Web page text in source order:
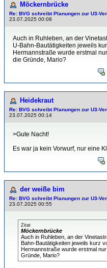
Möckernbrücke
Re: BVG schreibt Planungen zur U3-
23.07.2025 00:08
Auch in Ruhleben, an der
U-Bahn-Bautätigkeiten jeweils
Hermannstraße wurde erstmal
die Gründe, Mario?
Heidekraut
Re: BVG schreibt Planungen zur U3-
23.07.2025 00:14
>Gute Nacht!
Es war ja kein Vorwurf, nur eine
der weiße bim
Re: BVG schreibt Planungen zur U3-
23.07.2025 00:55
Zitat
Möckernbrücke
Auch in Ruhleben, an der
Bahn-Bautätigkeiten jeweils kurz
Hermannstraße wurde erstmal
Gründe, Mario?